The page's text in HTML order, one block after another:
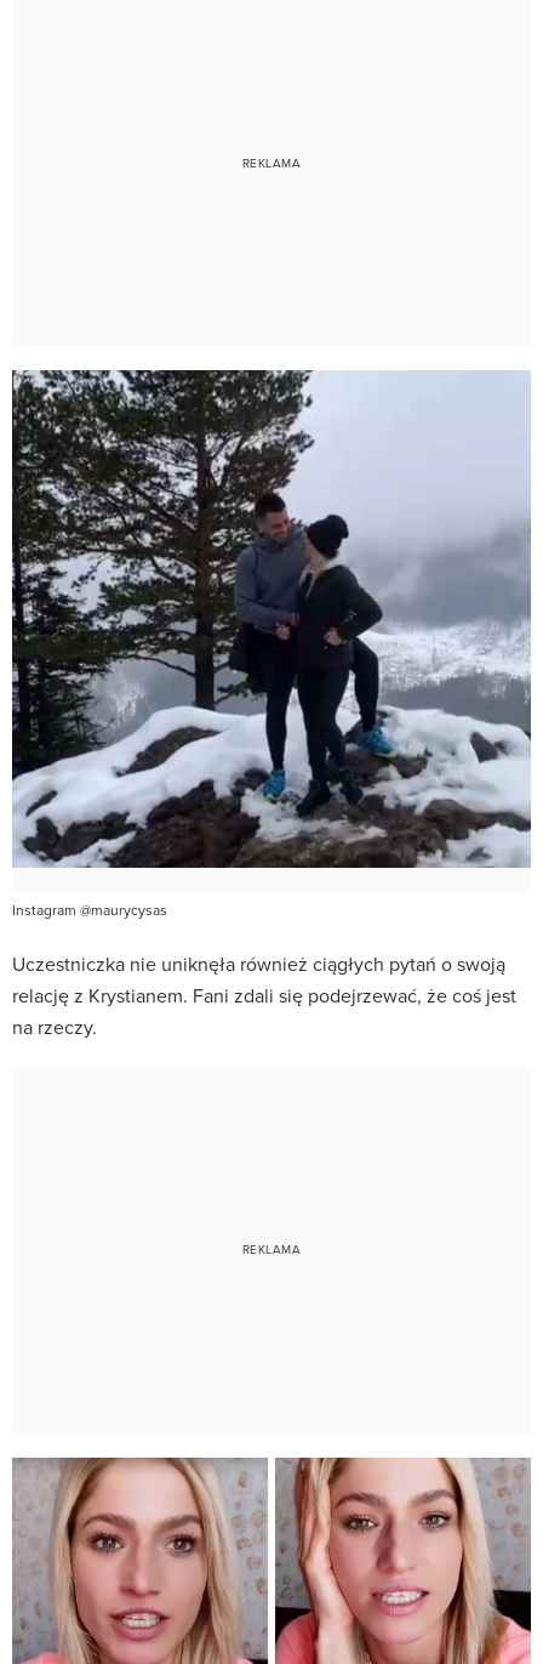
Instagram @maurycysas
Uczestniczka nie uniknęła również ciągłych pytań o swoją
relację z Krystianem. Fani zdali się podejrzewać, że coś jest
na rzeczy.